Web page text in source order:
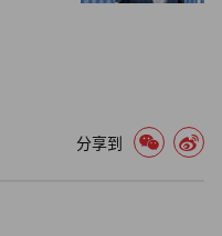
，几乎占到全部联邦补
口尚无明确答案的情况
分享到